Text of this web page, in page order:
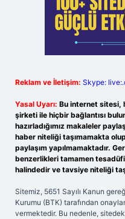
Reklam ve İletişim: Skype:
Yasal Uyarı: Bu internet sitesi,
şirketi ile hiçbir bağlantısı
hazırladığımız makaleler
haber niteliği taşımamakta
paylaşım yapılmamaktadır.
benzerlikleri tamamen
halindedir ve tavsiye niteliği
Sitemiz, 5651 Sayılı Kanun
Kurumu (BTK) tarafından
vermektedir. Bu nedenle,